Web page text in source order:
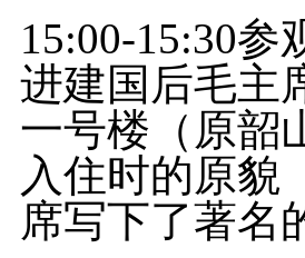
15:00-15:30参
进建国后毛主
一号楼（原韶
入住时的原貌
席写下了著名